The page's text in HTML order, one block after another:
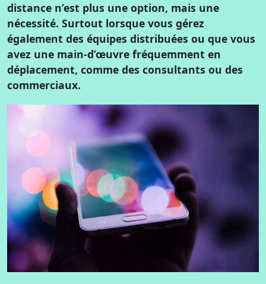
distance n’est plus une option, mais une
nécessité. Surtout lorsque vous gérez
également des équipes distribuées ou que vous
avez une main-d’œuvre fréquemment en
déplacement, comme des consultants ou des
commerciaux.